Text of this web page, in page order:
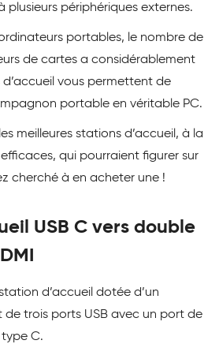
périphériques externes.
portables, le nombre de
de cartes a considérablement
d’accueil vous permettent de
portable en véritable PC.
meilleures stations d’accueil, à la
qui pourraient figurer sur
cherché à en acheter une !
USB C vers double
d’accueil dotée d’un
de trois ports USB avec un port de
C.